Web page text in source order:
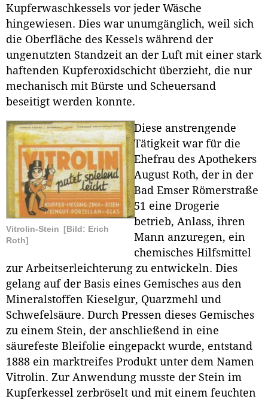
Kupferwaschkessels vor jeder Wäsche
hingewiesen. Dies war unumgänglich, weil sich
die Oberfläche des Kessels während der
ungenutzten Standzeit an der Luft mit einer stark
haftenden Kupferoxidschicht überzieht, die nur
mechanisch mit Bürste und Scheuersand
beseitigt werden konnte.
Vitrolin-Stein [Bild: Erich
Roth]
Diese anstrengende
Tätigkeit war für die
Ehefrau des Apothekers
August Roth, der in der
Bad Emser Römerstraße
51 eine Drogerie
betrieb, Anlass, ihren
Mann anzuregen, ein
chemisches Hilfsmittel
zur Arbeitserleichterung zu entwickeln. Dies
gelang auf der Basis eines Gemisches aus den
Mineralstoffen Kieselgur, Quarzmehl und
Schwefelsäure. Durch Pressen dieses Gemisches
zu einem Stein, der anschließend in eine
säurefeste Bleifolie eingepackt wurde, entstand
1888 ein marktreifes Produkt unter dem Namen
Vitrolin. Zur Anwendung musste der Stein im
Kupferkessel zerbröselt und mit einem feuchten